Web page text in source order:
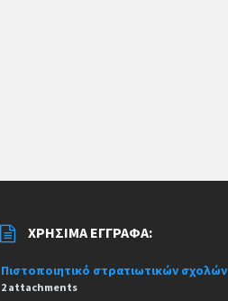
ΧΡΉΣΙΜΑ ΈΓΓΡΑΦΑ:
Πιστοποιητικό στρατιωτικών σχολών
2 attachments